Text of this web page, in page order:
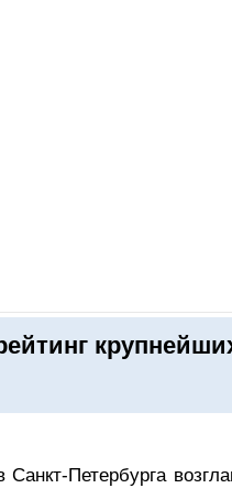
КАЛЕНДАРЬ